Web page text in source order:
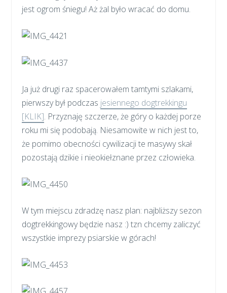
jest ogrom śniegu! Aż żal było wracać do domu.
Ja już drugi raz spacerowałem tamtymi szlakami,
pierwszy był podczas jesiennego dogtrekkingu
[KLIK]. Przyznaję szczerze, że góry o każdej porze
roku mi się podobają. Niesamowite w nich jest to,
że pomimo obecności cywilizacji te masywy skał
pozostają dzikie i nieokiełznane przez człowieka.
W tym miejscu zdradzę nasz plan: najbliższy sezon
dogtrekkingowy będzie nasz :) tzn chcemy zaliczyć
wszystkie imprezy psiarskie w górach!